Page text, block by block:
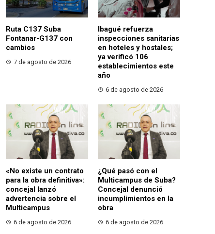
Ruta C137 Suba
Fontanar-G137 con
cambios
7 de agosto de 2026
Ibagué refuerza
inspecciones sanitarias
en hoteles y hostales;
ya verificó 106
establecimientos este
año
6 de agosto de 2026
«No existe un contrato
para la obra definitiva»:
concejal lanzó
advertencia sobre el
Multicampus
6 de agosto de 2026
¿Qué pasó con el
Multicampus de Suba?
Concejal denunció
incumplimientos en la
obra
6 de agosto de 2026